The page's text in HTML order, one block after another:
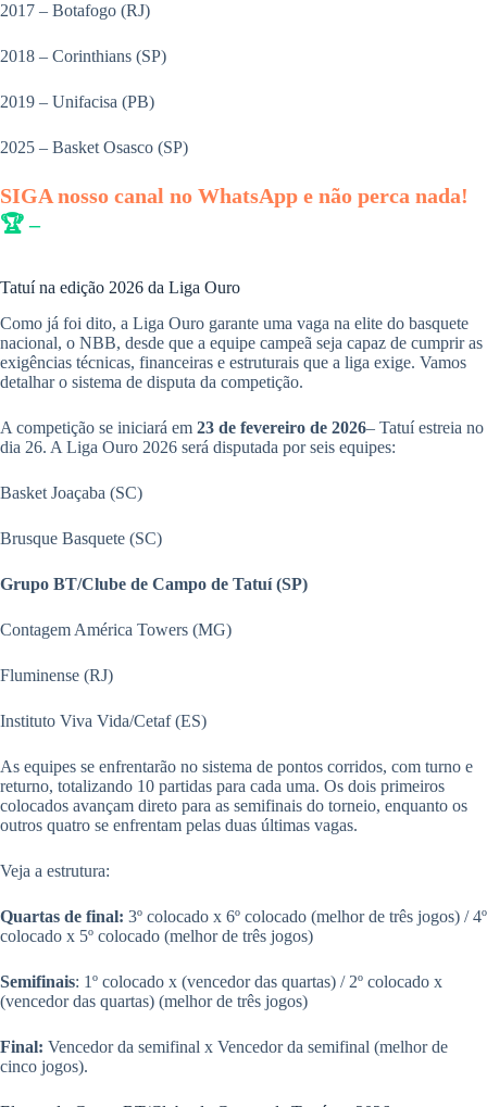
2017 – Botafogo (RJ)
2018 – Corinthians (SP)
2019 – Unifacisa (PB)
2025 – Basket Osasco (SP)
SIGA nosso canal no WhatsApp e não perca nada!
🏆 –
Tatuí na edição 2026 da Liga Ouro
Como já foi dito, a Liga Ouro garante uma vaga na elite do basquete
nacional, o NBB, desde que a equipe campeã seja capaz de cumprir as
exigências técnicas, financeiras e estruturais que a liga exige. Vamos
detalhar o sistema de disputa da competição.
A competição se iniciará em 23 de fevereiro de 2026– Tatuí estreia no
dia 26. A Liga Ouro 2026 será disputada por seis equipes:
Basket Joaçaba (SC)
Brusque Basquete (SC)
Grupo BT/Clube de Campo de Tatuí (SP)
Contagem América Towers (MG)
Fluminense (RJ)
Instituto Viva Vida/Cetaf (ES)
As equipes se enfrentarão no sistema de pontos corridos, com turno e
returno, totalizando 10 partidas para cada uma. Os dois primeiros
colocados avançam direto para as semifinais do torneio, enquanto os
outros quatro se enfrentam pelas duas últimas vagas.
Veja a estrutura:
Quartas de final: 3º colocado x 6º colocado (melhor de três jogos) / 4º
colocado x 5º colocado (melhor de três jogos)
Semifinais: 1º colocado x (vencedor das quartas) / 2º colocado x
(vencedor das quartas) (melhor de três jogos)
Final: Vencedor da semifinal x Vencedor da semifinal (melhor de
cinco jogos).